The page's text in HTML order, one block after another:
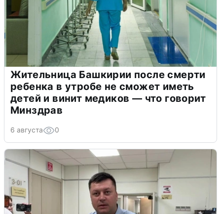
Жительница Башкирии после смерти
ребенка в утробе не сможет иметь
детей и винит медиков — что говорит
Минздрав
6 августа 0